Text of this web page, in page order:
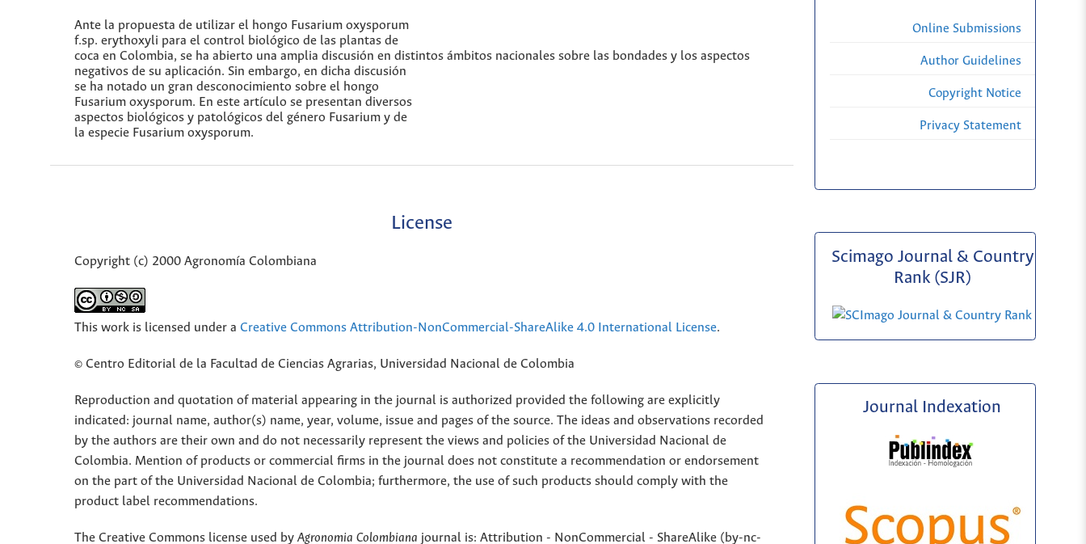
Ante la propuesta de utilizar el hongo Fusarium oxysporum
f.sp. erythoxyli para el control biológico de las plantas de
coca en Colombia, se ha abierto una amplia discusión en distintos ámbitos nacionales sobre las bondades y los aspectos
negativos de su aplicación. Sin embargo, en dicha discusión
se ha notado un gran desconocimiento sobre el hongo
Fusarium oxysporum. En este artículo se presentan diversos
aspectos biológicos y patológicos del género Fusarium y de
la especie Fusarium oxysporum.
License
Copyright (c) 2000 Agronomía Colombiana
This work is licensed under a Creative Commons Attribution-NonCommercial-ShareAlike 4.0 International License.
© Centro Editorial de la Facultad de Ciencias Agrarias, Universidad Nacional de Colombia
Reproduction and quotation of material appearing in the journal is authorized provided the following are explicitly
indicated: journal name, author(s) name, year, volume, issue and pages of the source. The ideas and observations recorded
by the authors are their own and do not necessarily represent the views and policies of the Universidad Nacional de
Colombia. Mention of products or commercial firms in the journal does not constitute a recommendation or endorsement
on the part of the Universidad Nacional de Colombia; furthermore, the use of such products should comply with the
product label recommendations.
The Creative Commons license used by Agronomia Colombiana journal is: Attribution - NonCommercial - ShareAlike (by-nc-
Online Submissions
Author Guidelines
Copyright Notice
Privacy Statement
Scimago Journal & Country
Rank (SJR)
Journal Indexation